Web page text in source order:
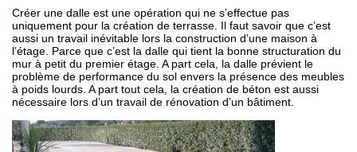
Créer une dalle est une opération qui ne s’effectue pas
uniquement pour la création de terrasse. Il faut savoir que c’est
aussi un travail inévitable lors la construction d’une maison à
l’étage. Parce que c’est la dalle qui tient la bonne structuration du
mur à petit du premier étage. A part cela, la dalle prévient le
problème de performance du sol envers la présence des meubles
à poids lourds. A part tout cela, la création de béton est aussi
nécessaire lors d’un travail de rénovation d’un bâtiment.